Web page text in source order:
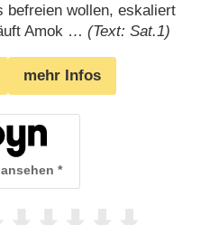
befreien wollen, eskaliert
Amok … (Text: Sat.1)
mehr Infos